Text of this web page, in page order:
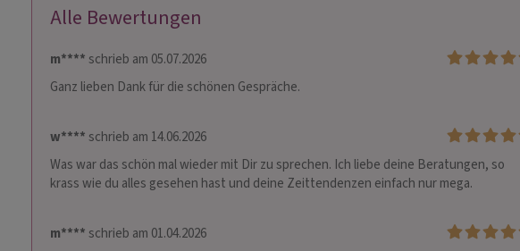
Alle Bewertungen
m****schrieb am 05.07.2026
Ganz lieben Dank für die schönen Gespräche.
w****schrieb am 14.06.2026
Was war das schön mal wieder mit Dir zu sprechen. Ich liebe deine Beratungen, so
krass wie du alles gesehen hast und deine Zeittendenzen einfach nur mega.
m****schrieb am 01.04.2026